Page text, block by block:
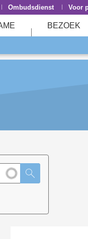
Ombudsdienst Voor
BEZOEK
ZOEKEN